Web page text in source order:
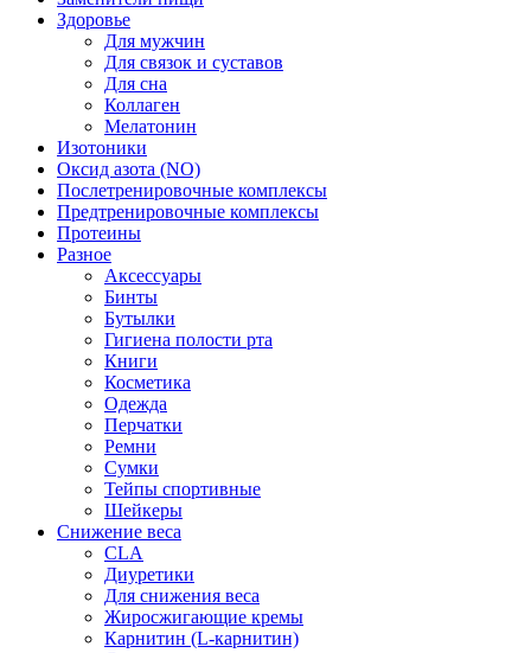
Здоровье
Для мужчин
Для связок и суставов
Для сна
Коллаген
Мелатонин
Изотоники
Оксид азота (NO)
Послетренировочные комплексы
Предтренировочные комплексы
Протеины
Разное
Аксессуары
Бинты
Бутылки
Гигиена полости рта
Книги
Косметика
Одежда
Перчатки
Ремни
Сумки
Тейпы спортивные
Шейкеры
Снижение веса
CLA
Диуретики
Для снижения веса
Жиросжигающие кремы
Карнитин (L-карнитин)